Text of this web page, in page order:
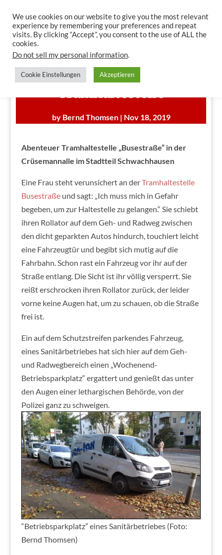
Abenteuer
Tramhaltestelle
by Bernd Thomsen| Nov 18, 2019
Abenteuer Tramhaltestelle „Busestraße“ in der
Crüsemannalle im Stadtteil Schwachhausen
Eine Frau steht verunsichert an derTramhaltestelle
Busestraßeund sagt: „Ich muss mich in Gefahr
begeben, um zur Haltestelle zu gelangen.“ Sie schiebt
ihren Rollator auf dem Geh- und Radweg zwischen
den dicht geparkten Autos hindurch, touchiert leicht
eine Fahrzeugtür und begibt sich mutig auf die
Fahrbahn. Schon rast ein Fahrzeug vor ihr auf der
Straße entlang. Die Sicht ist ihr völlig versperrt. Sie
reißt erschrocken ihren Rollator zurück, der leider
vorne keine Augen hat, um zu schauen, ob die Straße
frei ist.
Ein auf dem Schutzstreifen parkendes Fahrzeug,
eines Sanitärbetriebes hat sich hier auf dem Geh-
und Radwegbereich einen „Wochenend-
Betriebsparkplatz“ ergattert und genießt das unter
den Augen einer lethargischen Behörde, von der
Polizei ganz zu schweigen.
“Betriebsparkplatz” eines Sanitärbetriebes (Foto:
Bernd Thomsen)
We use cookies on our website to give you the most relevant
experience by remembering your preferences and repeat
visits. By clicking “Accept”, you consent to the use of ALL the
cookies.
Do not sell my personal information.
Cookie Einstellungen Akzeptieren